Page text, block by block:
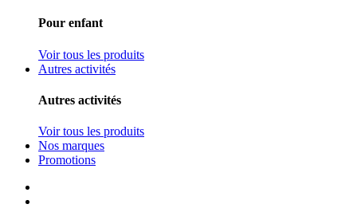
Pour enfant
Voir tous les produits
Autres activités
Autres activités
Voir tous les produits
Nos marques
Promotions